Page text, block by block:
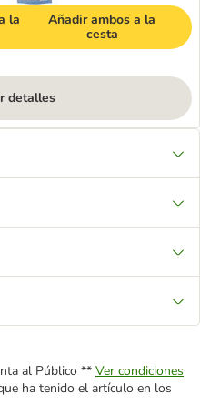
la
Añadir ambos a la
cesta
detalles
al Público ** Ver condiciones
ha tenido el artículo en los